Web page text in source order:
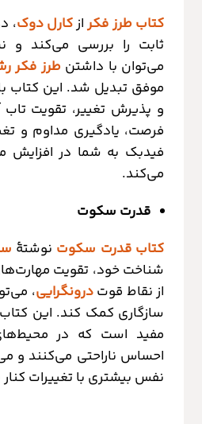
کتاب طرز فکرازکارل دوک،
ثابت را بررسی می‌کند
می‌توان با داشتن طرز فکر
موفق تبدیل شد. این کتاب
و پذیرش تغییر، تقویت تاب
فرصت، یادگیری مداوم و
فیدبک به شما در افزایش
می‌کند.
قدرت سکوت
کتاب قدرت سکوت نوشتۀ
شناخت خود، تقویت
از نقاط قوتدرونگرایی،
سازگاری کمک کند. این کتاب
مفید است که در
احساس ناراحتی می‌کنند و
نفس بیشتری با تغییرات کنار